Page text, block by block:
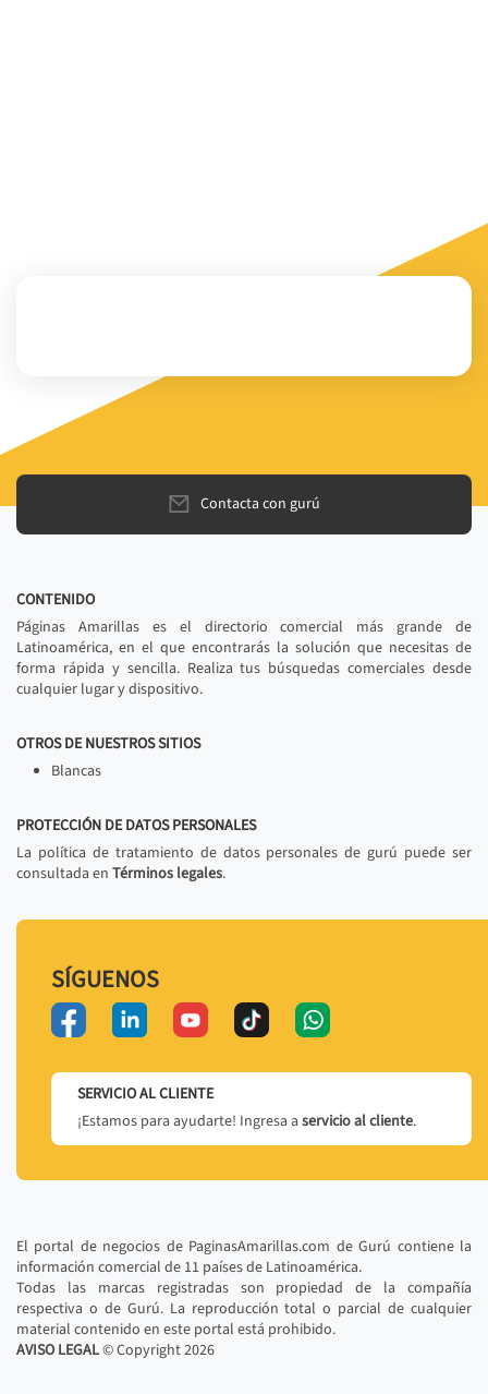
Contacta con gurú
CONTENIDO
Páginas Amarillas es el directorio comercial más grande de
Latinoamérica, en el que encontrarás la solución que necesitas de
forma rápida y sencilla. Realiza tus búsquedas comerciales desde
cualquier lugar y dispositivo.
OTROS DE NUESTROS SITIOS
Blancas
PROTECCIÓN DE DATOS PERSONALES
La política de tratamiento de datos personales de gurú puede ser
consultada en Términos legales.
SÍGUENOS
SERVICIO AL CLIENTE
¡Estamos para ayudarte! Ingresa a servicio al cliente.
El portal de negocios de PaginasAmarillas.com de Gurú contiene la
información comercial de 11 países de Latinoamérica.
Todas las marcas registradas son propiedad de la compañía
respectiva o de Gurú. La reproducción total o parcial de cualquier
material contenido en este portal está prohibido.
AVISO LEGAL© Copyright2026